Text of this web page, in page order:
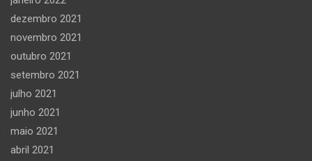
dezembro 2021
novembro 2021
outubro 2021
setembro 2021
julho 2021
junho 2021
maio 2021
abril 2021